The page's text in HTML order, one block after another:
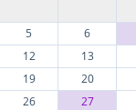
5
6
12
13
19
20
26
27